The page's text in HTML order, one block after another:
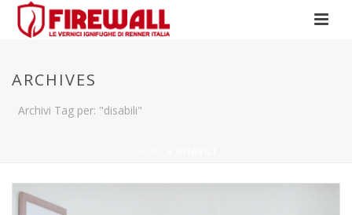
ARCHIVES
Archivi Tag per: "disabili"